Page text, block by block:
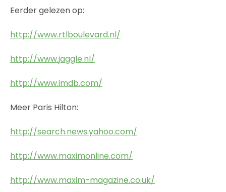
Eerder gelezen op:
http://www.rtlboulevard.nl/
http://www.jaggle.nl/
http://www.imdb.com/
Meer Paris Hilton:
http://search.news.yahoo.com/
http://www.maximonline.com/
http://www.maxim-magazine.co.uk/